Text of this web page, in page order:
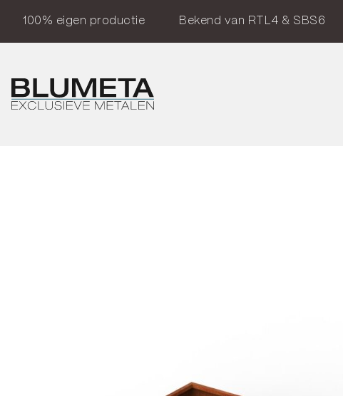
100% eigen productie Bekend van RTL4 & SBS6